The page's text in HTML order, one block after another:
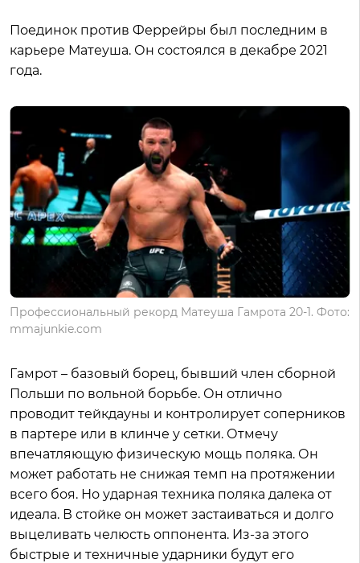
Поединок против Феррейры был последним в
карьере Матеуша. Он состоялся в декабре 2021
года.
Профессиональный рекорд Матеуша Гамрота 20-1. Фото:
mmajunkie.com
Гамрот – базовый борец, бывший член сборной
Польши по вольной борьбе. Он отлично
проводит тейкдауны и контролирует соперников
в партере или в клинче у сетки. Отмечу
впечатляющую физическую мощь поляка. Он
может работать не снижая темп на протяжении
всего боя. Но ударная техника поляка далека от
идеала. В стойке он может застаиваться и долго
выцеливать челюсть оппонента. Из-за этого
быстрые и техничные ударники будут его